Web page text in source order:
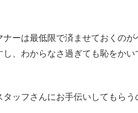
ーは最低限で済ませておくのが
、わからなさ過ぎても恥をかい
ッフさんにお手伝いしてもらう